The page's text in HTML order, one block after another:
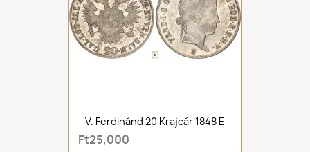
V. Ferdinánd 20 Krajcár 1848 E
Ft25,000